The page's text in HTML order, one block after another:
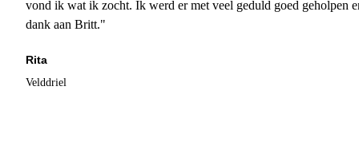
vond ik wat ik zocht. Ik werd er met veel geduld goed geholpen
dank aan Britt."
Rita
Velddriel